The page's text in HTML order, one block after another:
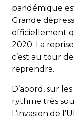
pandémique
Grande
officiellement
2020. La
c’est au tour
reprendre.
D’abord, sur
rythme très
L’invasion de